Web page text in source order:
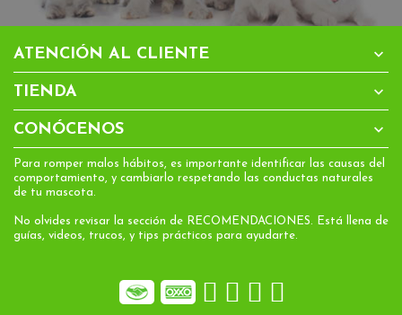
ATENCIÓN AL CLIENTE 
TIENDA 
CONÓCENOS 
Para romper malos hábitos, es importante identificar las causas del
comportamiento, y cambiarlo respetando las conductas naturales
de tu mascota.
No olvides revisar la sección de RECOMENDACIONES. Está llena de
guías, videos, trucos, y tips prácticos para ayudarte.